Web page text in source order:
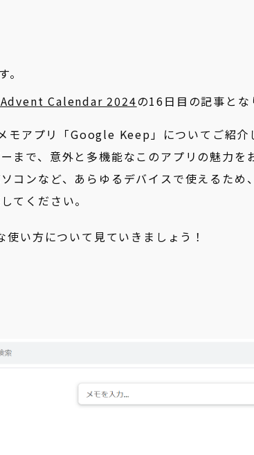
Calendar 2024の16日目の記事とな
モアプリ「Google Keep」についてご紹介
まで、意外と多機能なこのアプリの魅力を
コンなど、あらゆるデバイスで使えるため
てください。
い方について見ていきましょう！